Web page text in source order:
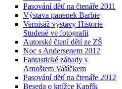
Pasování dětí na čtenáře 2011
Výstava panenek Barbie
Vernisáž výstavy Historie
Studené ve fotografii
Autorské čtení dětí ze ZŠ
Noc s Andersenem 2012
Fantastické záhady s
Arnoštem Vašíčkem
Pasování dětí na čtenáře 2012
Beseda o knížce Kapřík